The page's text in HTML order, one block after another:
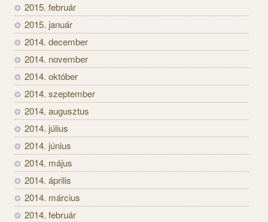
2015. február
2015. január
2014. december
2014. november
2014. október
2014. szeptember
2014. augusztus
2014. július
2014. június
2014. május
2014. április
2014. március
2014. február